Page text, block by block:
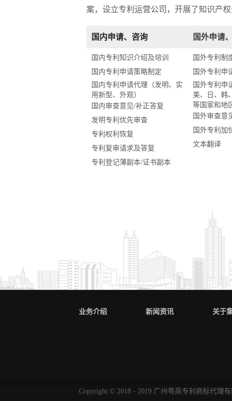
案，设立专利运营公司，开展了知识产
国内申请、咨询 国外申请
国内专利知识介绍及培训
国内专利申请策略制定
国内专利申请代理（发明、实
用新型、外观）
国内审查意见/补正答复
发明专利优先审查
专利权利恢复
专利复审请求及答复
专利登记薄副本/证书副本
国外专利制
国外专利申
国外专利申
美、日、韩
等国家和地
国外审查意
国外专利加
文本翻译
业务介绍 新闻资讯 关于
Copyright © 2018 - 2019 广州粤高专利商标代理有